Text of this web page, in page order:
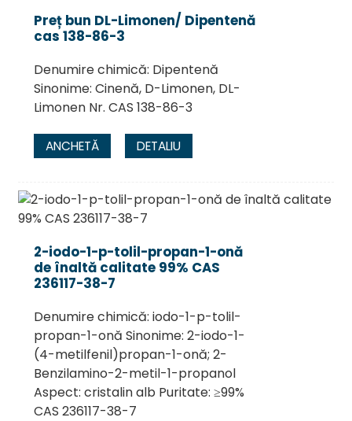
Preț bun DL-Limonen/ Dipentenă
cas 138-86-3
Denumire chimică: Dipentenă
Sinonime: Cinenă, D-Limonen, DL-
Limonen Nr. CAS 138-86-3
ANCHETĂ DETALIU
2-iodo-1-p-tolil-propan-1-onă
de înaltă calitate 99% CAS
236117-38-7
Denumire chimică: iodo-1-p-tolil-
propan-1-onă Sinonime: 2-iodo-1-
(4-metilfenil)propan-1-onă; 2-
Benzilamino-2-metil-1-propanol
Aspect: cristalin alb Puritate: ≥99%
CAS 236117-38-7